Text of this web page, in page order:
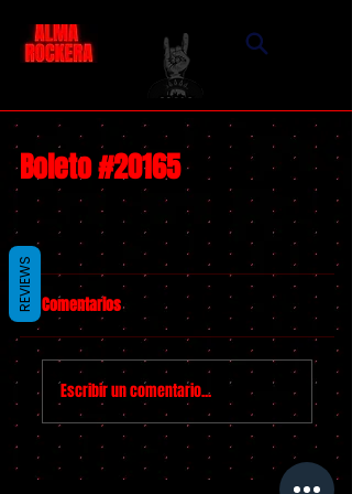
Boleto #20165
Comentarios
Escribir un comentario...
REVIEWS